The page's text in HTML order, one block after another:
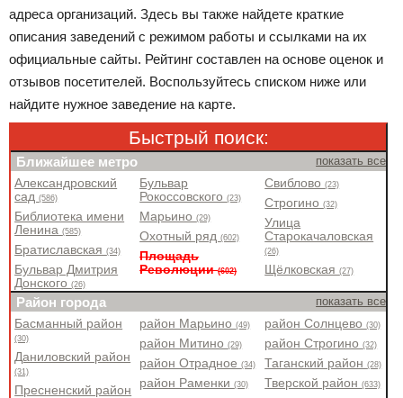
адреса организаций. Здесь вы также найдете краткие
описания заведений с режимом работы и ссылками на их
официальные сайты. Рейтинг составлен на основе оценок и
отзывов посетителей. Воспользуйтесь списком ниже или
найдите нужное заведение на карте.
Быстрый поиск:
Ближайшее метро показать все
Александровский
сад(586)
Библиотека имени
Ленина(585)
Братиславская(34)
Бульвар Дмитрия
Донского(26)
Бульвар
Рокоссовского(23)
Марьино(29)
Охотный ряд(602)
Площадь
Революции(602)
Свиблово(23)
Строгино(32)
Улица
Старокачаловская
(26)
Щёлковская(27)
Район города показать все
Басманный район
(30)
Даниловский район
(31)
Пресненский район
район Марьино(49)
район Митино(29)
район Отрадное(34)
район Раменки(30)
район Солнцево(30)
район Строгино(32)
Таганский район(28)
Тверской район(633)